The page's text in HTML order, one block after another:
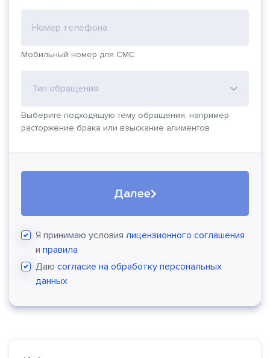
Номер телефона
Мобильный номер для СМС
Тип обращения
Выберите подходящую тему обращения, например:
расторжение брака или взыскание алиментов
Далее
Я принимаю условия лицензионного соглашения
и правила
Даю согласие на обработку персональных
данных